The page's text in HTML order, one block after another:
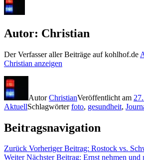
Autor: Christian
Der Verfasser aller Beiträge auf kohlhof.de
Christian anzeigen
AutorChristianVeröffentlicht am
AktuellSchlagwörterfoto, gesundheit,
Beitragsnavigation
Zurück Vorheriger Beitrag: Rostock vs.
Weiter Nächster Beitrag: Ernst nehmen und